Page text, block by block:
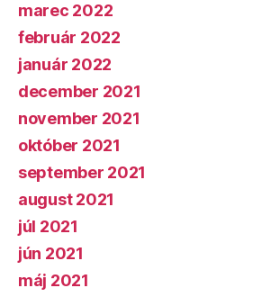
marec 2022
február 2022
január 2022
december 2021
november 2021
október 2021
september 2021
august 2021
júl 2021
jún 2021
máj 2021